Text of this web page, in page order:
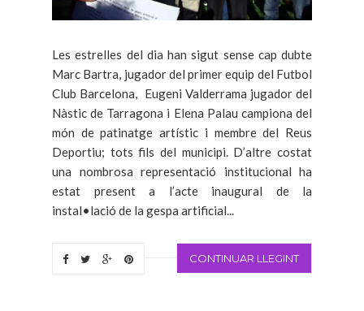
Les estrelles del dia han sigut sense cap dubte
Marc Bartra, jugador del primer equip del Futbol
Club Barcelona, Eugeni Valderrama jugador del
Nàstic de Tarragona i Elena Palau campiona del
món de patinatge artístic i membre del Reus
Deportiu; tots fils del municipi. D’altre costat
una nombrosa representació institucional ha
estat present a l’acte inaugural de la
instal•lació de la gespa artificial...
CONTINUAR LLEGINT